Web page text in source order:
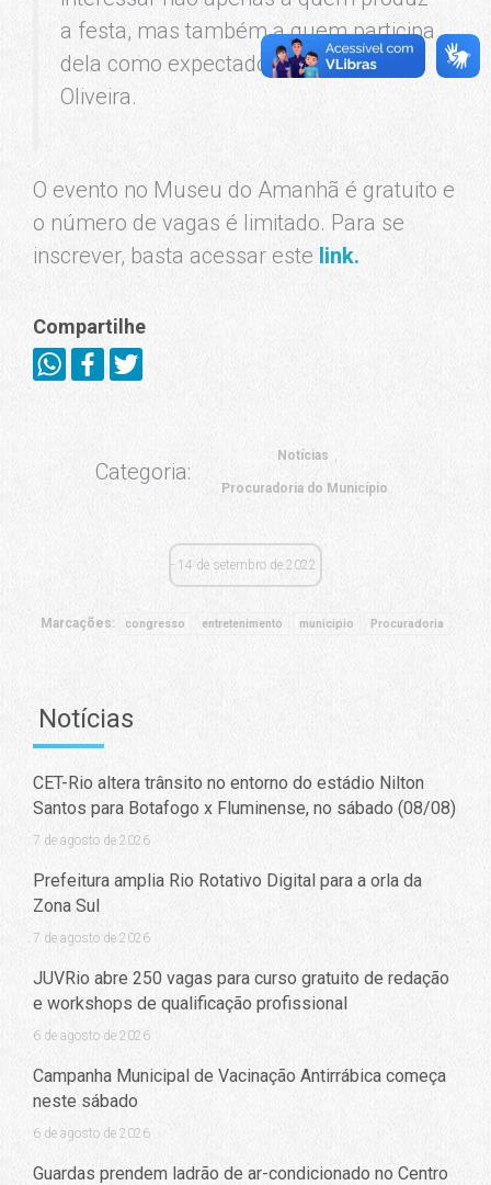
a festa, mas também a quem participa
dela como expectador – comenta
Oliveira.
O evento no Museu do Amanhã é gratuito e
o número de vagas é limitado. Para se
inscrever, basta acessar este link.
Compartilhe
Categoria:
Notícias
Procuradoria do Município
14 de setembro de 2022
Marcações: congresso entretenimento municipio Procuradoria
Notícias
CET-Rio altera trânsito no entorno do estádio Nilton
Santos para Botafogo x Fluminense, no sábado (08/08)
7 de agosto de 2026
Prefeitura amplia Rio Rotativo Digital para a orla da
Zona Sul
7 de agosto de 2026
JUVRio abre 250 vagas para curso gratuito de redação
e workshops de qualificação profissional
6 de agosto de 2026
Campanha Municipal de Vacinação Antirrábica começa
neste sábado
6 de agosto de 2026
Guardas prendem ladrão de ar-condicionado no Centro